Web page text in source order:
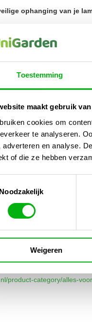
Toestemming
maakt gebruik
cookies om
te analyseren.
adverteren en analyse.
of die ze hebben
Noodzakelijk
Weigeren
ophanging van je
min/max functie
lichtcyclus
luchtregeling
in de tent
Home Grow Box
met kweken
LED-verlichting
voor maximale
elke ruimte
product-category/alles-